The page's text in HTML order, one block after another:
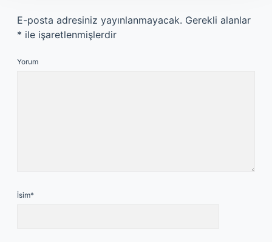
E-posta adresiniz yayınlanmayacak. Gerekli alanlar
* ile işaretlenmişlerdir
Yorum
İsim*